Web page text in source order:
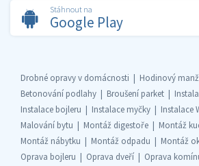
Stáhnout na
Google Play
Drobné opravy v domácnosti
Hodinový
Betonování podlahy
Broušení parket
Instalace bojleru
Instalace myčky Instalace
Malování bytu
Montáž digestoře
Montáž
Montáž nábytku
Montáž odpadu Montáž
Oprava bojleru
Oprava dveří
Oprava